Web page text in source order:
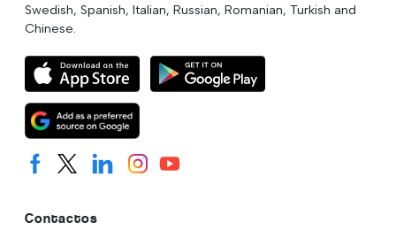
Swedish, Spanish, Italian, Russian, Romanian, Turkish and
Chinese.
Contactos